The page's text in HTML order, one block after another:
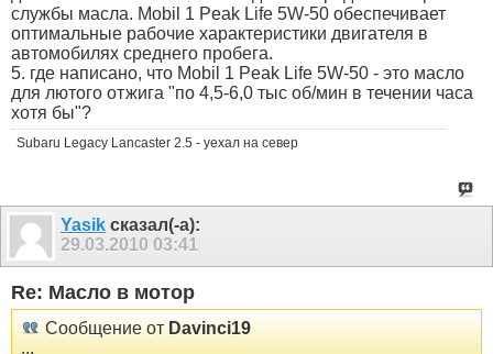
службы масла. Mobil 1 Peak Life 5W-50 обеспечивает
оптимальные рабочие характеристики двигателя в
автомобилях среднего пробега.
5. где написано, что Mobil 1 Peak Life 5W-50 - это масло
для лютого отжига "по 4,5-6,0 тыс об/мин в течении часа
хотя бы"?
Subaru Legacy Lancaster 2.5 - уехал на север
Yasik сказал(-а):
29.03.2010 03:41
Re: Масло в мотор
Сообщение от Davinci19
...